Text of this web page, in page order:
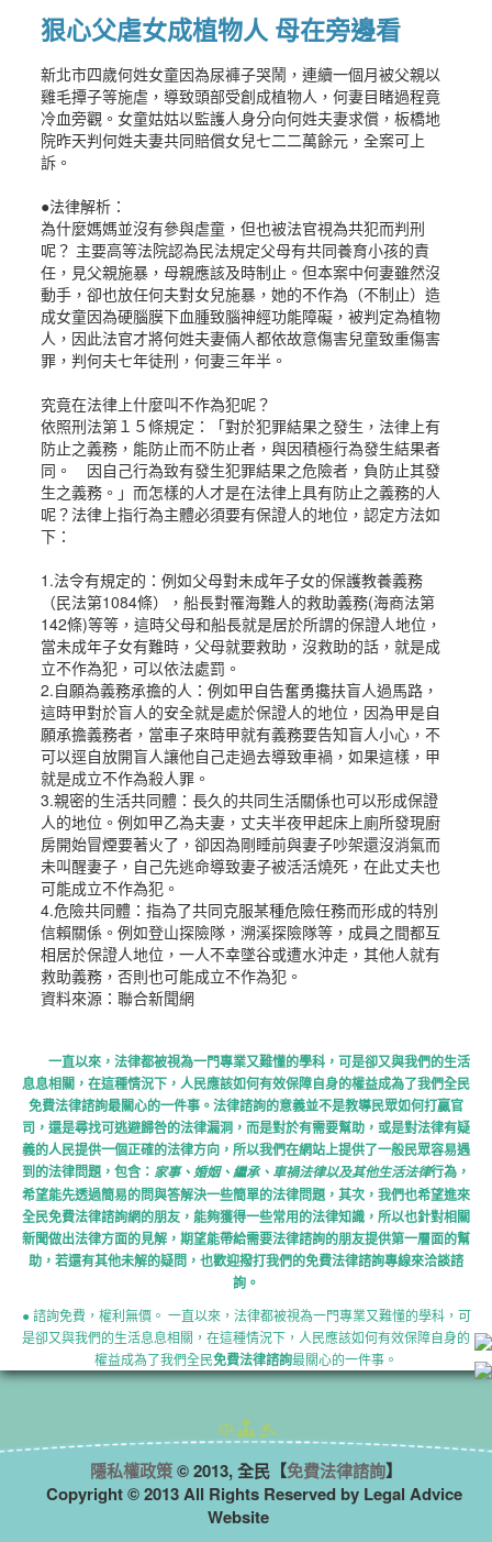
狠心父虐女成植物人 母在旁邊看
新北市四歲何姓女童因為尿褲子哭鬧，連續一個月被父親以
雞毛撢子等施虐，導致頭部受創成植物人，何妻目睹過程竟
冷血旁觀。女童姑姑以監護人身分向何姓夫妻求償，板橋地
院昨天判何姓夫妻共同賠償女兒七二二萬餘元，全案可上
訴。
●法律解析：
為什麼媽媽並沒有參與虐童，但也被法官視為共犯而判刑
呢？ 主要高等法院認為民法規定父母有共同養育小孩的責
任，見父親施暴，母親應該及時制止。但本案中何妻雖然沒
動手，卻也放任何夫對女兒施暴，她的不作為（不制止）造
成女童因為硬腦膜下血腫致腦神經功能障礙，被判定為植物
人，因此法官才將何姓夫妻倆人都依故意傷害兒童致重傷害
罪，判何夫七年徒刑，何妻三年半。
究竟在法律上什麼叫不作為犯呢？
依照刑法第１５條規定：「對於犯罪結果之發生，法律上有
防止之義務，能防止而不防止者，與因積極行為發生結果者
同。 因自己行為致有發生犯罪結果之危險者，負防止其發
生之義務。」而怎樣的人才是在法律上具有防止之義務的人
呢？法律上指行為主體必須要有保證人的地位，認定方法如
下：
1.法令有規定的：例如父母對未成年子女的保護教養義務
（民法第1084條），船長對罹海難人的救助義務(海商法第
142條)等等，這時父母和船長就是居於所謂的保證人地位，
當未成年子女有難時，父母就要救助，沒救助的話，就是成
立不作為犯，可以依法處罰。
2.自願為義務承擔的人：例如甲自告奮勇攙扶盲人過馬路，
這時甲對於盲人的安全就是處於保證人的地位，因為甲是自
願承擔義務者，當車子來時甲就有義務要告知盲人小心，不
可以逕自放開盲人讓他自己走過去導致車禍，如果這樣，甲
就是成立不作為殺人罪。
3.親密的生活共同體：長久的共同生活關係也可以形成保證
人的地位。例如甲乙為夫妻，丈夫半夜甲起床上廁所發現廚
房開始冒煙要著火了，卻因為剛睡前與妻子吵架還沒消氣而
未叫醒妻子，自己先逃命導致妻子被活活燒死，在此丈夫也
可能成立不作為犯。
4.危險共同體：指為了共同克服某種危險任務而形成的特別
信賴關係。例如登山探險隊，溯溪探險隊等，成員之間都互
相居於保證人地位，一人不幸墜谷或遭水沖走，其他人就有
救助義務，否則也可能成立不作為犯。
資料來源：聯合新聞網
一直以來，法律都被視為一門專業又難懂的學科，可是卻又與我們的生活
息息相關，在這種情況下，人民應該如何有效保障自身的權益成為了我們全民
免費法律諮詢最關心的一件事。法律諮詢的意義並不是教導民眾如何打贏官
司，還是尋找可逃避歸咎的法律漏洞，而是對於有需要幫助，或是對法律有疑
義的人民提供一個正確的法律方向，所以我們在網站上提供了一般民眾容易遇
到的法律問題，包含： 家事、婚姻、繼承、車禍法律以及其他生活法律行為，
希望能先透過簡易的問與答解決一些簡單的法律問題，其次，我們也希望進來
全民免費法律諮詢網的朋友，能夠獲得一些常用的法律知識，所以也針對相關
新聞做出法律方面的見解，期望能帶給需要法律諮詢的朋友提供第一層面的幫
助，若還有其他未解的疑問，也歡迎撥打我們的免費法律諮詢專線來洽談諮
詢。
● 諮詢免費，權利無價。 一直以來，法律都被視為一門專業又難懂的學科，可
是卻又與我們的生活息息相關，在這種情況下，人民應該如何有效保障自身的
權益成為了我們全民免費法律諮詢最關心的一件事。
隱私權政策© 2013, 全民【免費法律諮詢】
Copyright © 2013 All Rights Reserved by Legal Advice
Website